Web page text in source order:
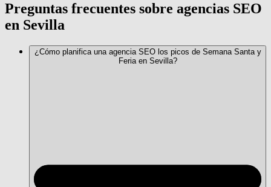
Preguntas frecuentes sobre agencias SEO
en Sevilla
¿Cómo planifica una agencia SEO los picos de Semana Santa y
Feria en Sevilla?